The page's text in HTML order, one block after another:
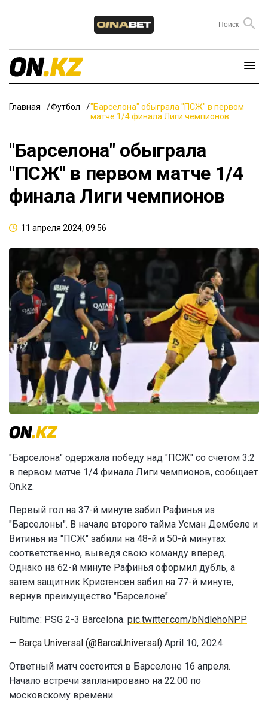
Главная Футбол
"Барселона" обыграла "ПСЖ" в первом
матче 1/4 финала Лиги чемпионов
"Барселона" обыграла
"ПСЖ" в первом матче 1/4
финала Лиги чемпионов
11 апреля 2024, 09:56
"Барселона" одержала победу над "ПСЖ" со счетом 3:2
в первом матче 1/4 финала Лиги чемпионов, сообщает
On.kz.
Первый гол на 37-й минуте забил Рафинья из
"Барселоны". В начале второго тайма Усман Дембеле и
Витинья из "ПСЖ" забили на 48-й и 50-й минутах
соответственно, выведя свою команду вперед.
Однако на 62-й минуте Рафинья оформил дубль, а
затем защитник Кристенсен забил на 77-й минуте,
вернув преимущество "Барселоне".
Fultime: PSG 2-3 Barcelona. pic.twitter.com/bNdlehoNPP
— Barça Universal (@BarcaUniversal) April 10, 2024
Ответный матч состоится в Барселоне 16 апреля.
Начало встречи запланировано на 22:00 по
московскому времени.